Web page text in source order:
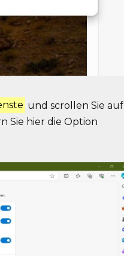
und scrollen Sie auf
Sie hier die Option